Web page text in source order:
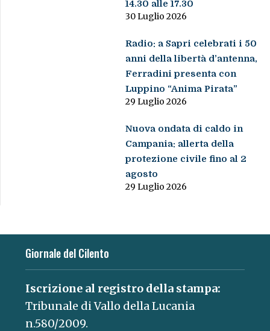
14.30 alle 17.30
30 Luglio 2026
Radio: a Sapri celebrati i 50
anni della libertà d’antenna,
Ferradini presenta con
Luppino “Anima Pirata”
29 Luglio 2026
Nuova ondata di caldo in
Campania: allerta della
protezione civile fino al 2
agosto
29 Luglio 2026
Giornale del Cilento
Iscrizione al registro della stampa:
Tribunale di Vallo della Lucania
n.580/2009.